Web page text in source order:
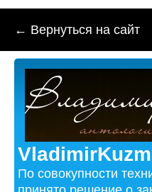
← Вернуться на сайт
По совокупности